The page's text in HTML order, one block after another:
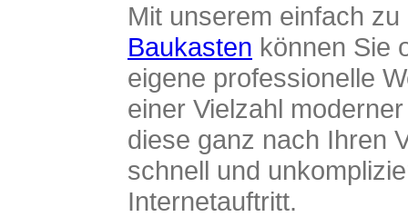
Mit unserem einfach
Baukasten können Sie
eigene professionelle
einer Vielzahl
diese ganz nach Ihren
schnell und
Internetauftritt.